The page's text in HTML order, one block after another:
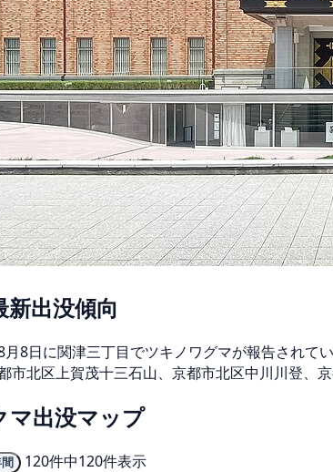
新出没傾向
8日に関津三丁目でツキノワグマが報告されて
市北区上賀茂十三石山、京都市北区中川川登、
マ出没マップ
120件中120件表示